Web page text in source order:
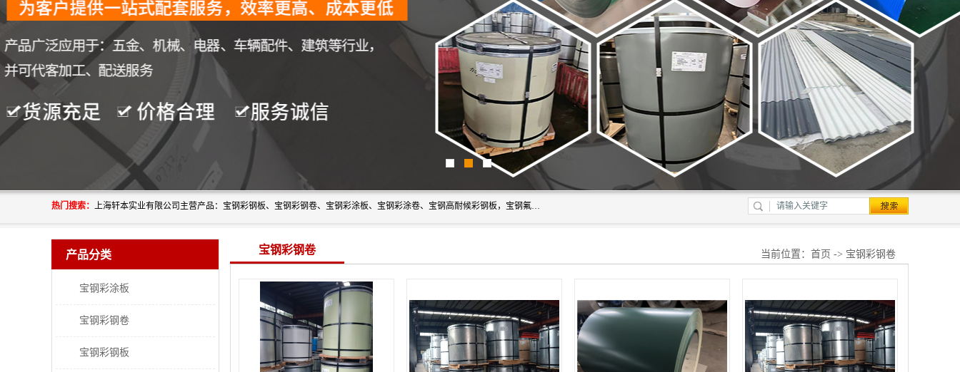
热门搜索： 上海轩本实业有限公司主营产品：宝钢彩钢板、宝钢彩钢卷、宝钢彩涂板、宝钢彩涂卷、宝钢高耐候彩钢板，宝钢氟碳彩钢板。是一家集钢铁贸易，物流、加工为一体的产业全配套公司。
产品分类
宝钢彩涂板
宝钢彩钢卷
宝钢彩钢板
宝钢彩钢卷 当前位置： 首页 -> 宝钢彩钢卷